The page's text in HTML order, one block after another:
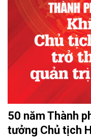
50 năm Thành
tưởng Chủ tịch